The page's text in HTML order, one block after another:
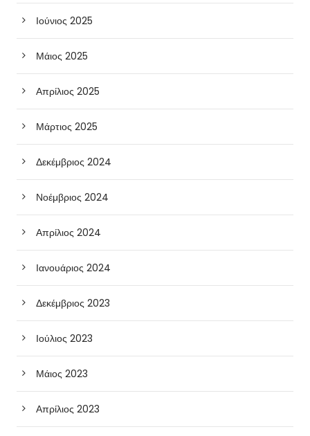
Ιούνιος 2025
Μάιος 2025
Απρίλιος 2025
Μάρτιος 2025
Δεκέμβριος 2024
Νοέμβριος 2024
Απρίλιος 2024
Ιανουάριος 2024
Δεκέμβριος 2023
Ιούλιος 2023
Μάιος 2023
Απρίλιος 2023